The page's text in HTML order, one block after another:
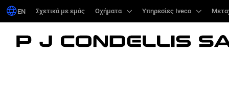
EN Σχετικά με εμάς Οχήματα Υπηρεσίες Iveco
EN Σχετικά με εμάς Οχήματα Υπηρεσίες Iveco